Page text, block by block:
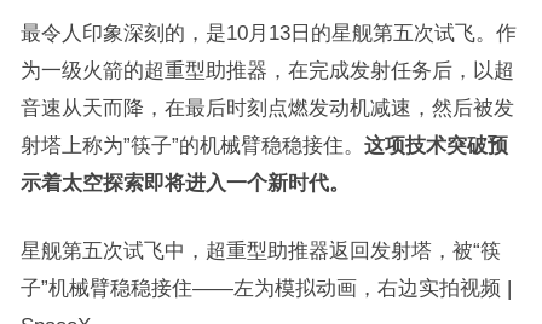
最令人印象深刻的，是10月13日的星舰第五次试飞。作
为一级火箭的超重型助推器，在完成发射任务后，以超
音速从天而降，在最后时刻点燃发动机减速，然后被发
射塔上称为”筷子”的机械臂稳稳接住。 这项技术突破预
示着太空探索即将进入一个新时代。
星舰第五次试飞中，超重型助推器返回发射塔，被“筷
子”机械臂稳稳接住——左为模拟动画，右边实拍视频 |